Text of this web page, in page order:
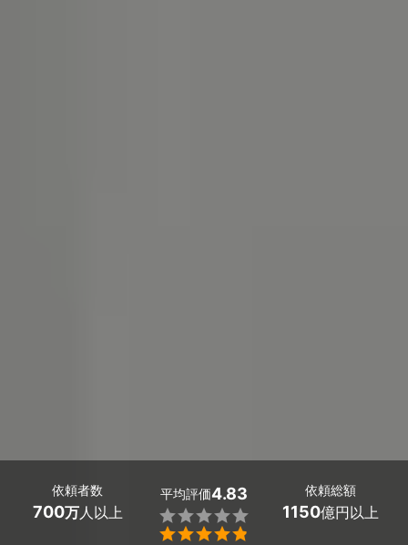
依頼者数
700万人以上
平均評価4.83


依頼総額
1150億円以上